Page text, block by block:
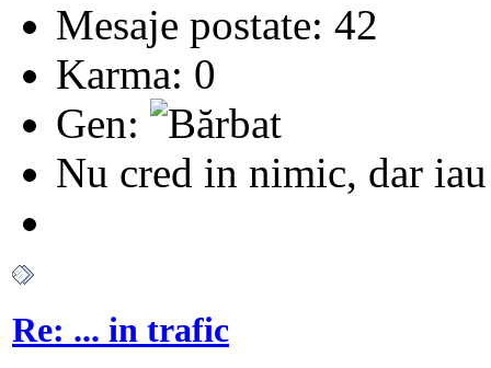
Mesaje postate: 42
Karma: 0
Gen:
Nu cred in nimic, dar
Re: ... in trafic